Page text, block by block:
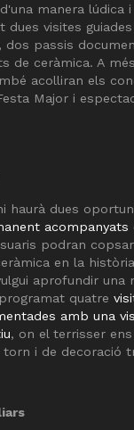
manera lúdica
dues visites
dos passis
de ceràmica. A
acolliran els
Major i
haurà dues
acompanyats
podran
en la
aprofundir una
programat quatre
amb una
, on el terrisser
i de decoració